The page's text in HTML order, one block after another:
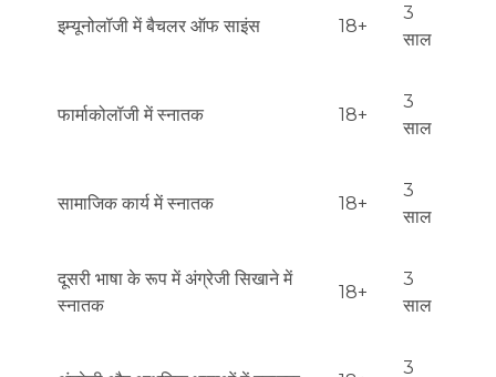
इम्यूनोलॉजी में बैचलर ऑफ साइंस 18+
3
साल
फार्माकोलॉजी में स्नातक 18+
3
साल
सामाजिक कार्य में स्नातक 18+
3
साल
दूसरी भाषा के रूप में अंग्रेजी सिखाने में
स्नातक
18+
3
साल
3